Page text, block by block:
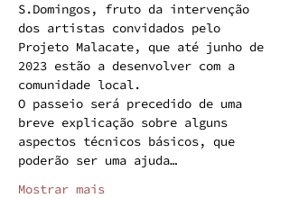
S.Domingos, fruto da intervenção
dos artistas convidados pelo
Projeto Malacate, que até junho de
2023 estão a desenvolver com a
comunidade local.
O passeio será precedido de uma
breve explicação sobre alguns
aspectos técnicos básicos, que
poderão ser uma ajuda…
Mostrar mais